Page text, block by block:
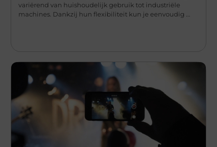
variërend van huishoudelijk gebruik tot industriële
machines. Dankzij hun flexibiliteit kun je eenvoudig ...